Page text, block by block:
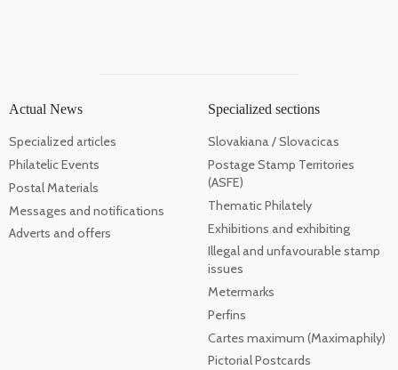
Actual News
Specialized articles
Philatelic Events
Postal Materials
Messages and notifications
Adverts and offers
Specialized sections
Slovakiana / Slovacicas
Postage Stamp Territories
(ASFE)
Thematic Philately
Exhibitions and exhibiting
Illegal and unfavourable stamp
issues
Metermarks
Perfins
Cartes maximum (Maximaphily)
Pictorial Postcards